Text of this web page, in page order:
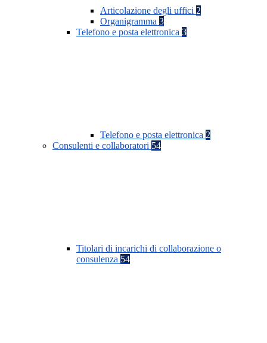
Articolazione degli uffici 2
Organigramma 3
Telefono e posta elettronica 3
Telefono e posta elettronica 2
Consulenti e collaboratori 54
Titolari di incarichi di collaborazione o
consulenza 54